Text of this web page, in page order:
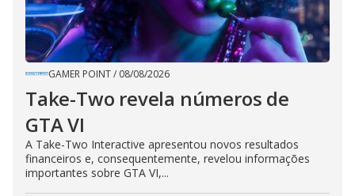
GAMER POINT/ 08/08/2026
Take-Two revela números de
GTA VI
A Take-Two Interactive apresentou novos resultados
financeiros e, consequentemente, revelou informações
importantes sobre GTA VI,...